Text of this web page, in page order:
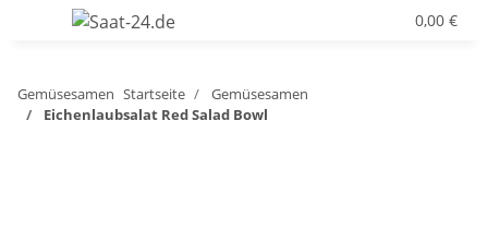
0,00 €
Gemüsesamen Startseite
Gemüsesamen
Eichenlaubsalat Red Salad Bowl